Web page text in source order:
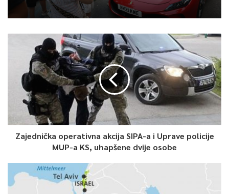
1
Article Rating
Zajednička operativna akcija SIPA-a i Uprave policije
MUP-a KS, uhapšene dvije osobe